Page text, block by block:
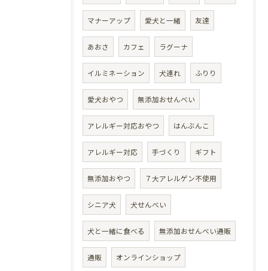
マナーアップ 愛犬と一緒 友達
あおさ カフェ ラグーナ
イルミネーション 犬連れ ふりり
愛犬おやつ 無添加おせんべい
アレルギー対応おやつ はんぶんこ
アレルギー対応 手づくり ギフト
無添加おやつ ７大アレルゲン不使用
シニア犬 犬せんべい
犬と一緒に食べる 無添加おせんべい通販
通販 オンラインショップ